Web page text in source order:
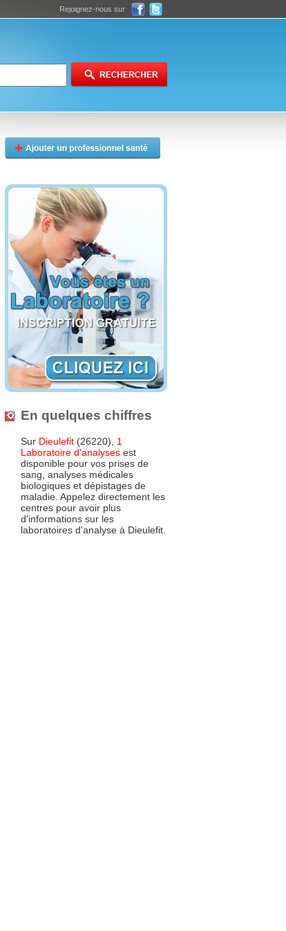
Rejoignez-nous sur
En quelques chiffres
Sur Dieulefit (26220), 1
Laboratoire d'analyses est
disponible pour vos prises de
sang, analyses médicales
biologiques et dépistages de
maladie. Appelez directement les
centres pour avoir plus
d'informations sur les
laboratoires d'analyse à Dieulefit.